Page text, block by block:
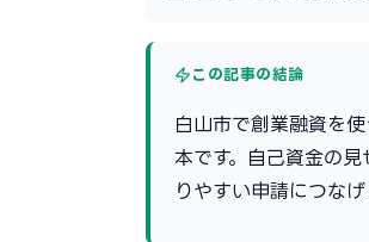
この記事の結論
白山市で創業融資を
本です。自己資金の
りやすい申請につなげ